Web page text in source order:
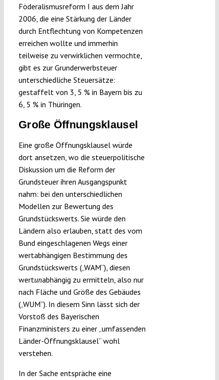
Föderalismusreform I aus dem Jahr
2006, die eine Stärkung der Länder
durch Entflechtung von Kompetenzen
erreichen wollte und immerhin
teilweise zu verwirklichen vermochte,
gibt es zur Grunderwerbsteuer
unterschiedliche Steuersätze:
gestaffelt von 3, 5 % in Bayern bis zu
6, 5 % in Thüringen.
Große Öffnungsklausel
Eine große Öffnungsklausel würde
dort ansetzen, wo die steuerpolitische
Diskussion um die Reform der
Grundsteuer ihren Ausgangspunkt
nahm: bei den unterschiedlichen
Modellen zur Bewertung des
Grundstückswerts. Sie würde den
Ländern also erlauben, statt des vom
Bund eingeschlagenen Wegs einer
wertabhängigen Bestimmung des
Grundstückswerts („WAM“), diesen
wertunabhängig zu ermitteln, also nur
nach Fläche und Größe des Gebäudes
(„WUM“). In diesem Sinn lässt sich der
Vorstoß des Bayerischen
Finanzministers zu einer „umfassenden
Länder-Öffnungsklausel“ wohl
verstehen.
In der Sache entspräche eine